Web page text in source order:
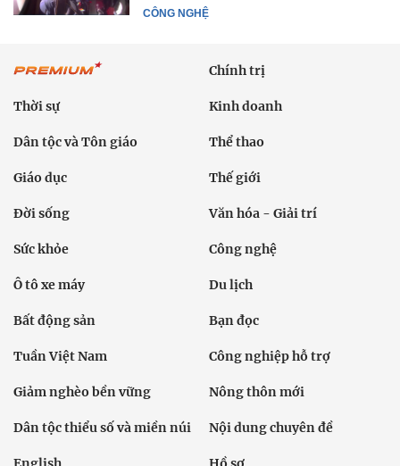
CÔNG NGHỆ
Chính trị
Thời sự Kinh doanh
Dân tộc và Tôn giáo Thể thao
Giáo dục Thế giới
Đời sống Văn hóa - Giải trí
Sức khỏe Công nghệ
Ô tô xe máy Du lịch
Bất động sản Bạn đọc
Tuần Việt Nam Công nghiệp hỗ trợ
Giảm nghèo bền vững Nông thôn mới
Dân tộc thiểu số và miền núi Nội dung chuyên đề